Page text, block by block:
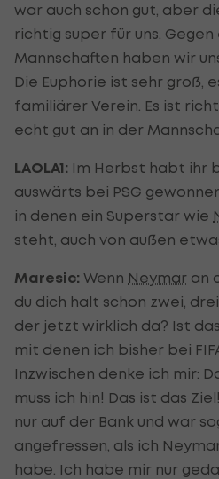
war auch schon gut, aber
richtig super für uns.
Mannschaften haben wir
Die Euphorie ist sehr groß,
familiärer Verein. Es ist
echt gut an in der
LAOLA1: Im Herbst habt ihr
auswärts bei PSG
in denen ein Superstar wie
steht, auch von außen
Maresic: Wenn Neymar an
du dich halt schon zwei,
der jetzt wirklich da? Ist
mit denen ich bisher bei
Inzwischen denke ich mir:
muss ich hin! Das ist das
nur auf der Bank und war
angefressen, als ich
habe. Ich habe mir nur